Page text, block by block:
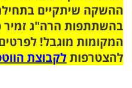
ההשקה שיתקיים
בהשתתפות הרה"ג
המקומות מוגבל!
להצטרפותלקבוצת